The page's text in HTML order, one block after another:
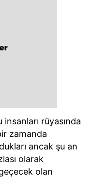
insanları rüyasında
zamanda
ancak şu an
olarak
olan